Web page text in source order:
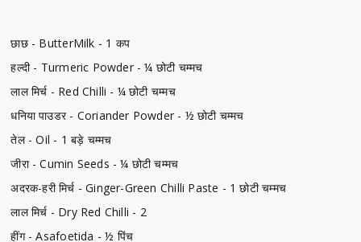
छाछ - ButterMilk - 1 कप
हल्दी - Turmeric Powder - ¼ छोटी चम्मच
लाल मिर्च - Red Chilli - ¼ छोटी चम्मच
धनिया पाउडर - Coriander Powder - ½ छोटी चम्मच
तेल - Oil - 1 बड़े चम्मच
जीरा - Cumin Seeds - ¼ छोटी चम्मच
अदरक-हरी मिर्च - Ginger-Green Chilli Paste - 1 छोटी चम्मच
लाल मिर्च - Dry Red Chilli - 2
हींग - Asafoetida - ½ पिंच